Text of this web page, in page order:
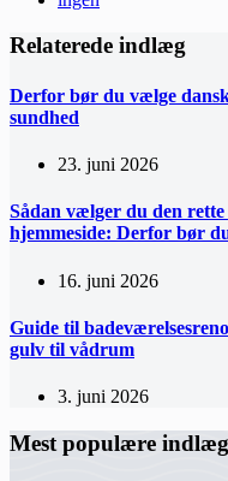
Relaterede indlæg
Derfor bør du vælge
sundhed
23. juni 2026
Sådan vælger du den
hjemmeside: Derfor bør
16. juni 2026
Guide til
gulv til vådrum
3. juni 2026
Mest populære indlæg